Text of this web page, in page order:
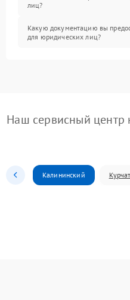
лиц?
Какую документацию вы
для юридических лиц?
Наш сервисный центр
Калининский